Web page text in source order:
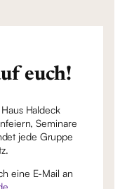
euch!
Haldeck
Seminare
jede Gruppe
eine E-Mail an